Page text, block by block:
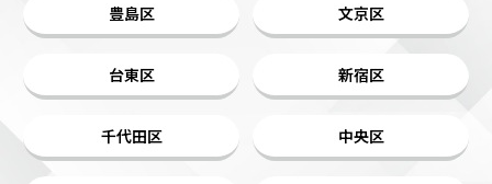
豊島区 文京区
台東区 新宿区
千代田区 中央区